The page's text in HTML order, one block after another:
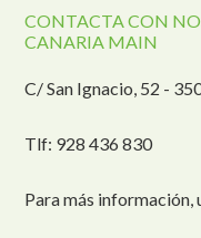
CONTACTA CON
CANARIA MAIN
C/ San Ignacio, 52 -
Tlf: 928 436 830
Para más información,